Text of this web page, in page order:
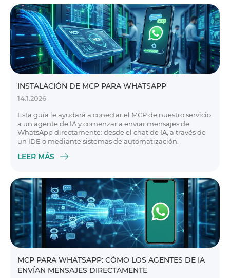
INSTALACIÓN DE MCP PARA WHATSAPP
14.1.2026
Esta guía le ayudará a conectar el MCP de nuestro servicio
a un agente de IA y comenzar a enviar mensajes de
WhatsApp directamente: desde el chat de IA, a través de
un IDE o mediante sistemas de automatización.
LEER MÁS
MCP PARA WHATSAPP: CÓMO LOS AGENTES DE IA
ENVÍAN MENSAJES DIRECTAMENTE